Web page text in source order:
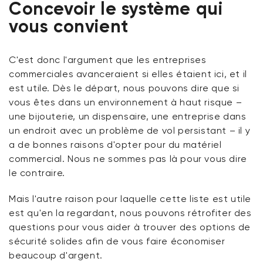
Concevoir le système qui
vous convient
C'est donc l'argument que les entreprises
commerciales avanceraient si elles étaient ici, et il
est utile. Dès le départ, nous pouvons dire que si
vous êtes dans un environnement à haut risque –
une bijouterie, un dispensaire, une entreprise dans
un endroit avec un problème de vol persistant – il y
a de bonnes raisons d'opter pour du matériel
commercial. Nous ne sommes pas là pour vous dire
le contraire.
Mais l'autre raison pour laquelle cette liste est utile
est qu'en la regardant, nous pouvons rétrofiter des
questions pour vous aider à trouver des options de
sécurité solides afin de vous faire économiser
beaucoup d'argent.